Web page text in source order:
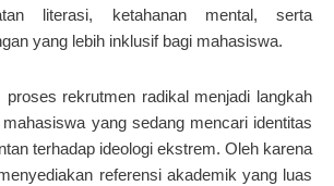
literasi, ketahanan mental, serta
yang lebih inklusif bagi mahasiswa.
proses rekrutmen radikal menjadi langkah
yang sedang mencari identitas
terhadap ideologi ekstrem. Oleh karena
referensi akademik yang luas